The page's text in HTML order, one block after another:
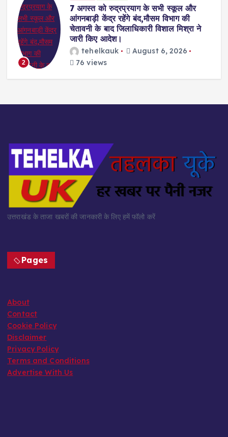
2
7 अगस्त को रुद्रप्रयाग के सभी स्कूल और
आंगनबाड़ी केंद्र रहेंगे बंद,मौसम विभाग की
चेतावनी के बाद जिलाधिकारी विशाल मिश्रा ने
जारी किए आदेश।
tehelkauk
August 6, 2026
76 views
उत्तराखंड के ताजा खबरों की जानकारी के लिए हमें फॉलो करें
Pages
About
Contact
Cookie Policy
Disclaimer
Privacy Policy
Terms and Conditions
Advertise With Us